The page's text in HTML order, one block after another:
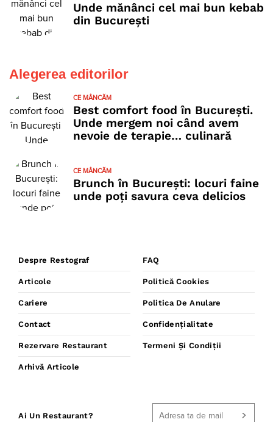
Unde mănânci cel mai bun kebab
din București
Alegerea editorilor
CE MÂNCĂM
Best comfort food în București.
Unde mergem noi când avem
nevoie de terapie… culinară
CE MÂNCĂM
Brunch în București: locuri faine
unde poţi savura ceva delicios
Despre Restograf
Articole
Cariere
Contact
Rezervare Restaurant
Arhivă Articole
FAQ
Politică Cookies
Politica De Anulare
Confidențialitate
Termeni Și Condiții
Ai Un Restaurant?